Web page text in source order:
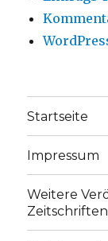
Startseite
Impressum
Weitere
Zeitschriften